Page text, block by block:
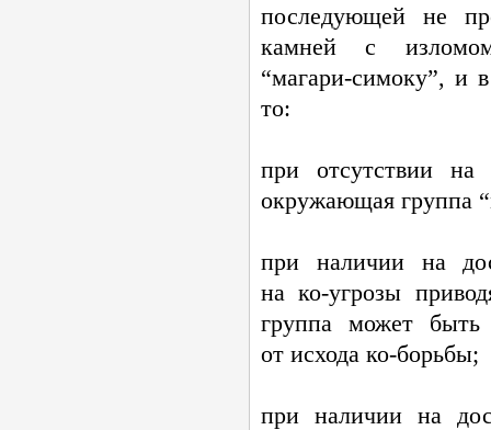
последующей не
камней с
“магари-симоку”, и в
то:
при отсутствии на
окружающая группа
при наличии на
нако-угрозы
группа может
от исхода ко-борьбы;
при наличии на